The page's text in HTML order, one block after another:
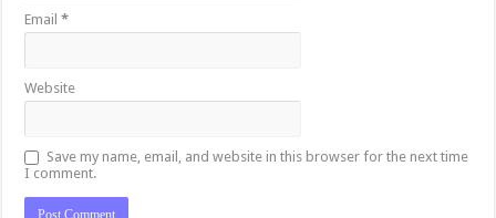
Email*
Website
Save my name, email, and website in this browser for the next time
I comment.